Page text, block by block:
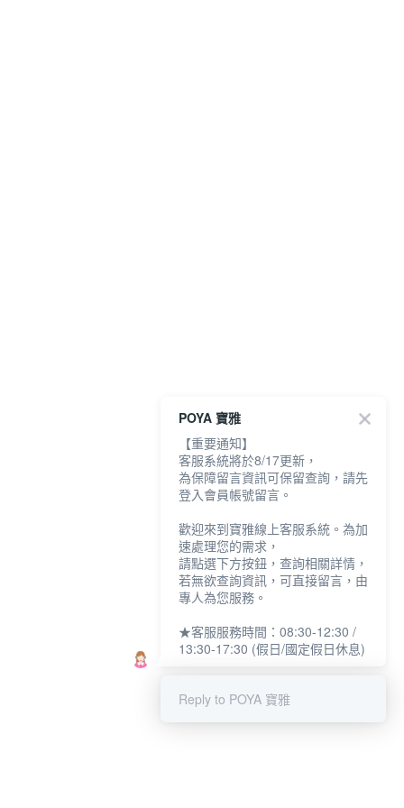
POYA 寶雅
【重要通知】
客服系統將於8/17更新，
為保障留言資訊可保留查詢，請先
登入會員帳號留言。
歡迎來到寶雅線上客服系統。為加
速處理您的需求，
請點選下方按鈕，查詢相關詳情，
若無欲查詢資訊，可直接留言，由
專人為您服務。
★客服服務時間：08:30-12:30 /
13:30-17:30 (假日/國定假日休息)
Reply to POYA 寶雅